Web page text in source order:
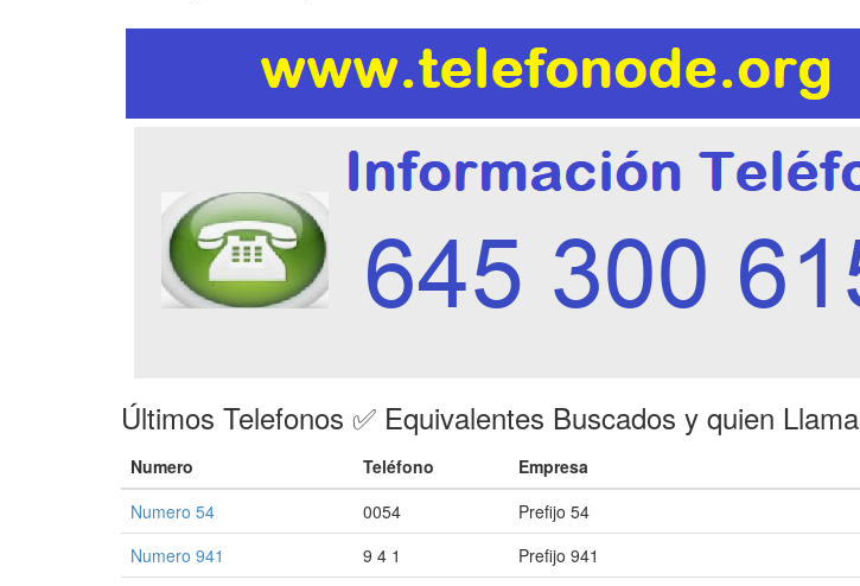
Últimos Telefonos ✅ Equivalentes Buscados y quien Llama
Numero Teléfono
Empresa
Numero 54
0054
Prefijo 54
Numero 941
9 4 1
Prefijo 941